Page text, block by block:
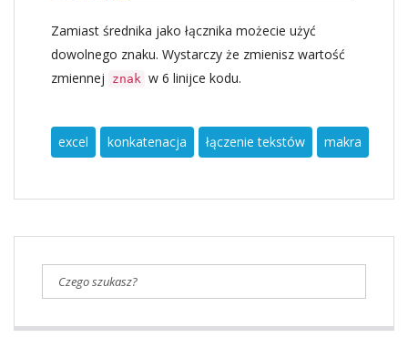
Zamiast średnika jako łącznika możecie użyć
dowolnego znaku. Wystarczy że zmienisz wartość
zmiennej
znak w 6 linijce kodu.
excel konkatenacja łączenie tekstów makra